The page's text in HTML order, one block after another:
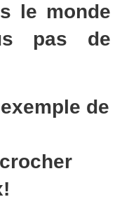
le monde
pas de
de